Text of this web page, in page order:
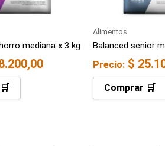
mediana x 3 kg
Alimentos
Balanced senior
Precio: $
Comprar 🛒